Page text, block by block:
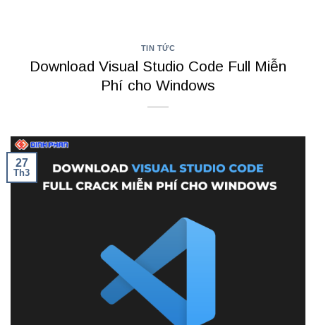
TIN TỨC
Download Visual Studio Code Full Miễn
Phí cho Windows
27
Th3